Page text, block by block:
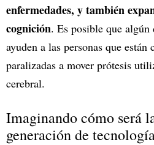
enfermedades, y también
cognición. Es posible que algún
ayuden a las personas que están
paralizadas a mover prótesis
cerebral.
Imaginando cómo será
generación de